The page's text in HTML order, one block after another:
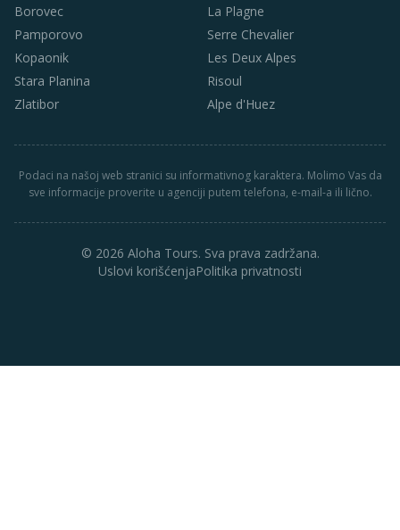
Borovec
Pamporovo
Kopaonik
Stara Planina
Zlatibor
La Plagne
Serre Chevalier
Les Deux Alpes
Risoul
Alpe d'Huez
Podaci na našoj web stranici su informativnog karaktera. Molimo Vas da
sve informacije proverite u agenciji putem telefona, e-mail-a ili lično.
© 2026 Aloha Tours. Sva prava zadržana.
Uslovi korišćenjaPolitika privatnosti